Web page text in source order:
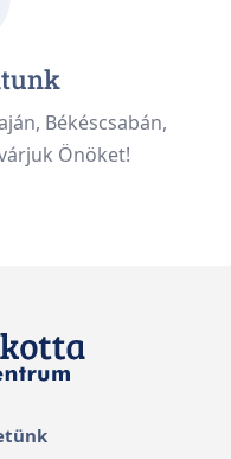
Békéscsabán,
Önöket!